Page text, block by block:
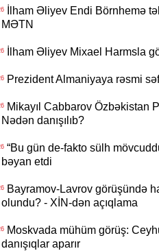
İlham Əliyev Endi Börnhemə
MƏTN
İlham Əliyev Mixael Harmsla
Prezident Almaniyaya rəsmi
Mikayıl Cabbarov Özbəkistan
Nədən danışılıb?
“Bu gün de-fakto sülh
bəyan etdi
Bayramov-Lavrov görüşündə
olundu? - XİN-dən açıqlama
Moskvada mühüm görüş:
danışıqlar aparır